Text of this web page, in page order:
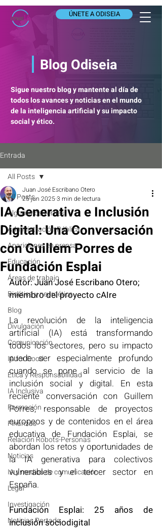
ÚNETE A ODISEIA
Blog Odiseia
Sigue nuestro blog y mantente al día de
todos los avances y noticias en el mundo
de la inteligencia artificial y su impacto
social y ético.
Entrada
All Posts
Algoritmos verdes
Administración Pública
Apariciones en prensa
Educación
Áreas de trabajo
Bioética y neuroética
Blog
Divulgación
Comunicación
IA for Good
Ética y Responsabilidad
IA Inclusiva
Formación
Finanzas
Relación Robots-Personas
Noticias
IA y medios de comunicación
Legal
Investigación
Noticias Portada
All Posts
IA Generativa e Inclusión
Digital: Una Conversación
con Guillem Porres de
Fundación Esplai
Juan José Escribano Otero
25 jun 20253 min de lectura
Autor: Juan José Escribano Otero;
miembro del proyecto cAIre
La revolución de la inteligencia
artificial (IA) está transformando
todos los sectores, pero su impacto
puede ser especialmente profundo
cuando se pone al servicio de la
inclusión social y digital. En esta
reciente conversación con Guillem
Porres, responsable de proyectos
europeos y de contenidos en el área
educativa de Fundación Esplai, se
abordan los retos y oportunidades de
la IA generativa para colectivos
vulnerables y el tercer sector en
España.
Fundación Esplai: 25 años de
inclusión sociodigital